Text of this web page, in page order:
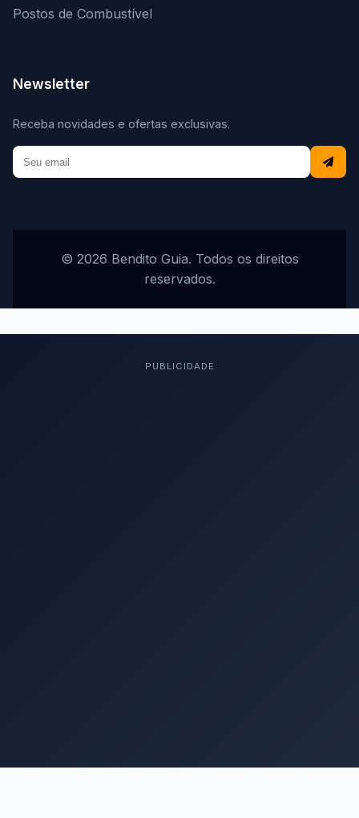
Postos de Combustível
Newsletter
Receba novidades e ofertas exclusivas.
© 2026 Bendito Guia. Todos os direitos
reservados.